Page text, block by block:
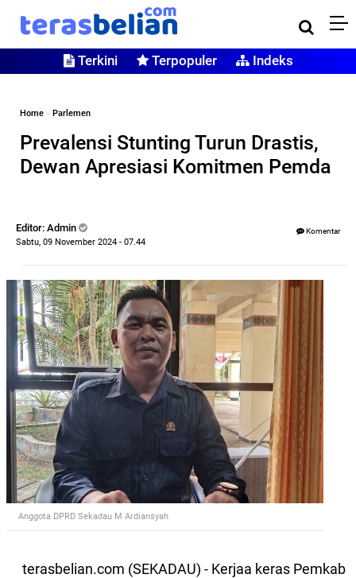
Terkini Terpopuler Indeks
Home » Parlemen
Prevalensi Stunting Turun Drastis,
Dewan Apresiasi Komitmen Pemda
Editor: Admin
Sabtu, 09 November 2024 - 07.44
Komentar
Anggota DPRD Sekadau M Ardiansyah
terasbelian.com (SEKADAU) - Kerjaa keras Pemkab